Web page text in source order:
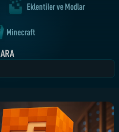
Eklentiler ve Modlar
Minecraft
ARA